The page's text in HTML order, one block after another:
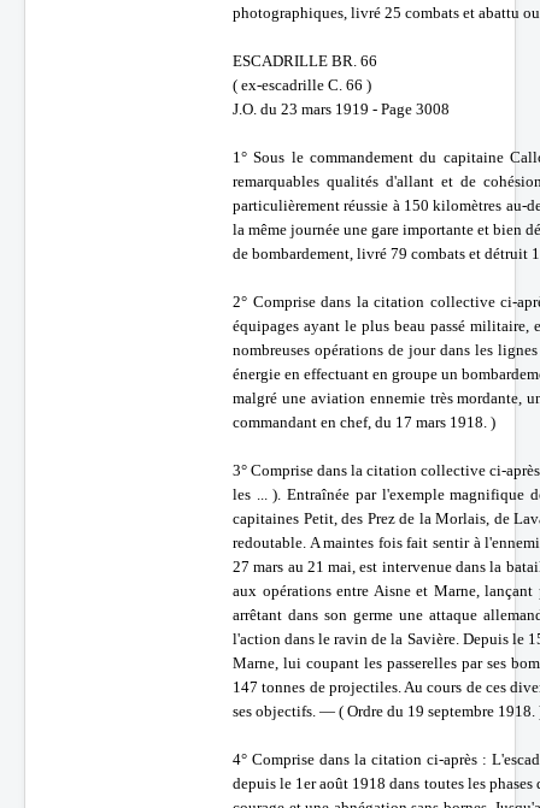
photographiques, livré 25 combats et abattu
ESCADRILLE BR. 66
( ex-escadrille C. 66 )
J.O. du 23 mars 1919 - Page 3008
1° Sous le commandement du capitaine
remarquables qualités d'allant et de
particulièrement réussie à 150 kilomètres au-
la même journée une gare importante et bien
de bombardement, livré 79 combats et détruit
2° Comprise dans la citation collective ci-
équipages ayant le plus beau passé
nombreuses opérations de jour dans les
énergie en effectuant en groupe un
malgré une aviation ennemie très mordante,
commandant en chef, du 17 mars 1918. )
3° Comprise dans la citation collective ci-
les ... ). Entraînée par l'exemple magnifique
capitaines Petit, des Prez de la Morlais, de
redoutable. A maintes fois fait sentir à
27 mars au 21 mai, est intervenue dans la
aux opérations entre Aisne et Marne,
arrêtant dans son germe une attaque
l'action dans le ravin de la Savière. Depuis le
Marne, lui coupant les passerelles par ses
147 tonnes de projectiles. Au cours de ces
ses objectifs. — ( Ordre du 19 septembre 1918.
4° Comprise dans la citation ci-après :
depuis le 1er août 1918 dans toutes les